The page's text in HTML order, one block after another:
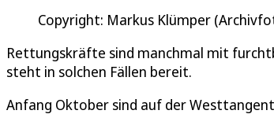
Copyright: Markus Klümper
Rettungskräfte sind manchmal mit
steht in solchen Fällen bereit.
Anfang Oktober sind auf der